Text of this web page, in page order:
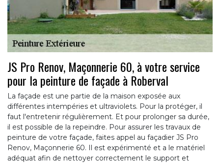
JS Pro Renov, Maçonnerie 60, à votre service
pour la peinture de façade à Roberval
La façade est une partie de la maison exposée aux
différentes intempéries et ultraviolets. Pour la protéger, il
faut l'entretenir régulièrement. Et pour prolonger sa durée,
il est possible de la repeindre. Pour assurer les travaux de
peinture de votre façade, faites appel au façadier JS Pro
Renov, Maçonnerie 60. Il est expérimenté et a le matériel
adéquat afin de nettoyer correctement le support et